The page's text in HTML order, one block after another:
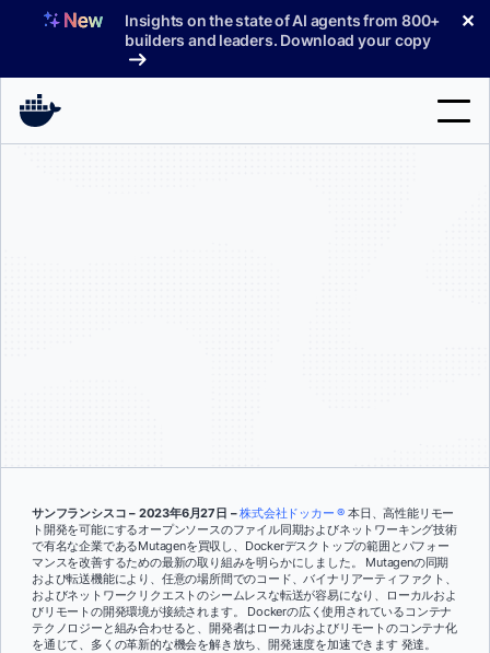
へ
Insights on the state of AI agents from 800+
builders and leaders. Download your copy
✕
サンフランシスコ – 2023年6月27日 – 株式会社ドッカー ® 本日、高性能リモー
ト開発を可能にするオープンソースのファイル同期およびネットワーキング技術
で有名な企業であるMutagenを買収し、Dockerデスクトップの範囲とパフォー
マンスを改善するための最新の取り組みを明らかにしました。 Mutagenの同期
および転送機能により、任意の場所間でのコード、バイナリアーティファクト、
およびネットワークリクエストのシームレスな転送が容易になり、ローカルおよ
びリモートの開発環境が接続されます。 Dockerの広く使用されているコンテナ
テクノロジーと組み合わせると、開発者はローカルおよびリモートのコンテナ化
を通じて、多くの革新的な機会を解き放ち、開発速度を加速できます 発達。